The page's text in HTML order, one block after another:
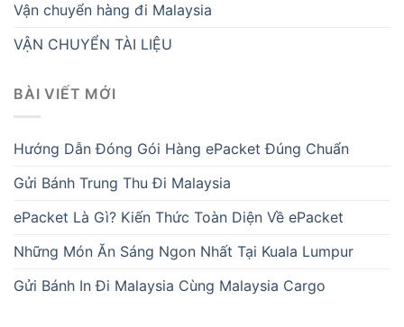
Vận chuyển hàng đi Malaysia
VẬN CHUYỂN TÀI LIỆU
BÀI VIẾT MỚI
Hướng Dẫn Đóng Gói Hàng ePacket Đúng Chuẩn
Gửi Bánh Trung Thu Đi Malaysia
ePacket Là Gì? Kiến Thức Toàn Diện Về ePacket
Những Món Ăn Sáng Ngon Nhất Tại Kuala Lumpur
Gửi Bánh In Đi Malaysia Cùng Malaysia Cargo